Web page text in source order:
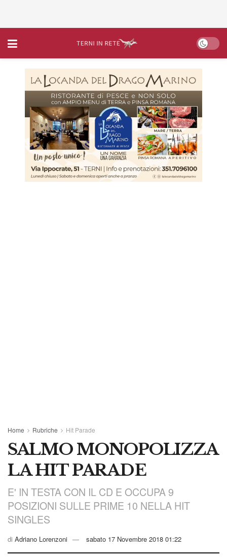
Home Rubriche Hit Parade
SALMO MONOPOLIZZA
LA HIT PARADE
E' IN TESTA CON IL CD E OCCUPA 9
POSIZIONI SULLE PRIME 10 NELLA HIT
SINGLES
di Adriano Lorenzoni sabato 17 Novembre 2018 01:22